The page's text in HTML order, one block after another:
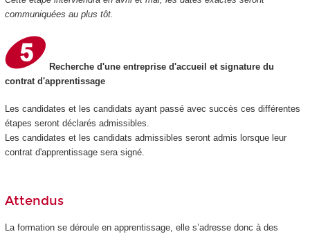
communiquées au plus tôt.
Recherche d'une entreprise d'accueil et signature du
contrat d'apprentissage
Les candidates et les candidats ayant passé avec succès ces différentes
étapes seront déclarés admissibles.
Les candidates et les candidats admissibles seront admis lorsque leur
contrat d'apprentissage sera signé.
Attendus
La formation se déroule en apprentissage, elle s’adresse donc à des